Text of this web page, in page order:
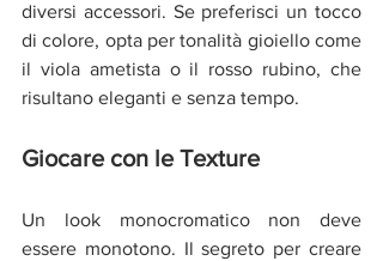
diversi accessori. Se preferisci un tocco
di colore, opta per tonalità gioiello come
il viola ametista o il rosso rubino, che
risultano eleganti e senza tempo.
Giocare con le Texture
Un look monocromatico non deve
essere monotono. Il segreto per creare